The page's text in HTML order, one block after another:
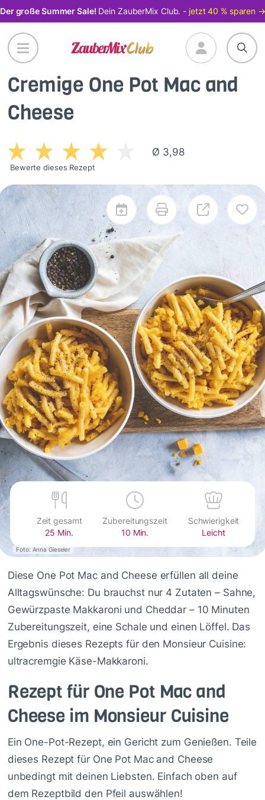
Direkt
zum
Inhalt
Der große Summer Sale! Dein ZauberMix Club. - jetzt 40 % sparen →
Cremige One Pot Mac and
Cheese
Ø 3,98
Bewerte dieses Rezept
Foto: Anna Gieseler
Zeit gesamt
25 Min.
Zubereitungszeit
10 Min.
Schwierigkeit
Leicht
Diese One Pot Mac and Cheese erfüllen all deine
Alltagswünsche: Du brauchst nur 4 Zutaten – Sahne,
Gewürzpaste Makkaroni und Cheddar – 10 Minuten
Zubereitungszeit, eine Schale und einen Löffel. Das
Ergebnis dieses Rezepts für den Monsieur Cuisine:
ultracremgie Käse-Makkaroni.
Rezept für One Pot Mac and
Cheese im Monsieur Cuisine
Ein One-Pot-Rezept, ein Gericht zum Genießen. Teile
dieses Rezept für One Pot Mac and Cheese
unbedingt mit deinen Liebsten. Einfach oben auf
dem Rezeptbild den Pfeil auswählen!